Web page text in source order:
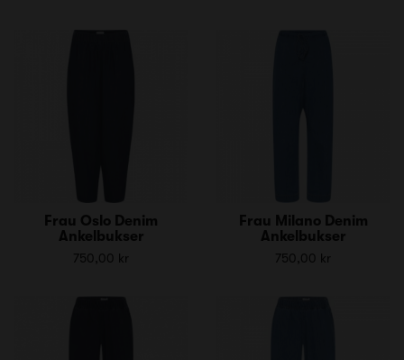
Frau Oslo Denim
Ankelbukser
750,00 kr
Frau Milano Denim
Ankelbukser
750,00 kr